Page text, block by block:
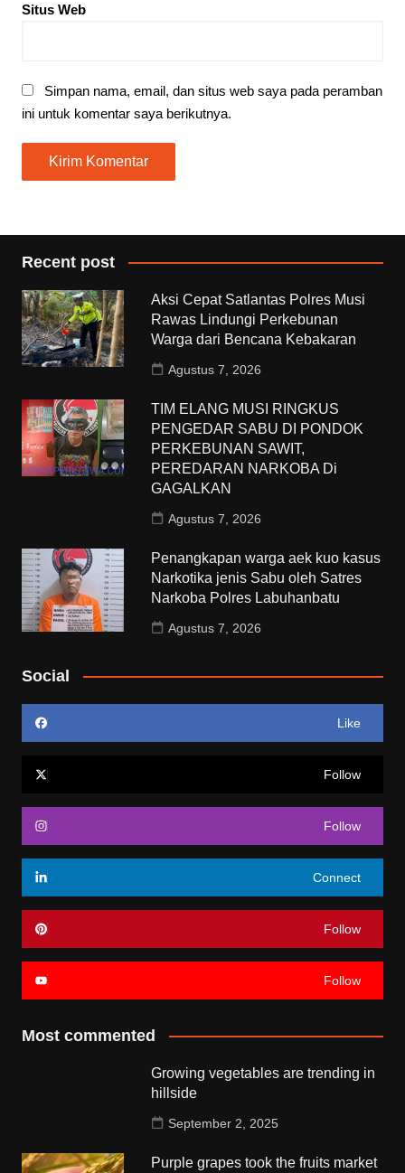
Situs Web
Simpan nama, email, dan situs web saya pada peramban
ini untuk komentar saya berikutnya.
Recent post
Aksi Cepat Satlantas Polres Musi
Rawas Lindungi Perkebunan
Warga dari Bencana Kebakaran
Agustus 7, 2026
TIM ELANG MUSI RINGKUS
PENGEDAR SABU DI PONDOK
PERKEBUNAN SAWIT,
PEREDARAN NARKOBA Di
GAGALKAN
Agustus 7, 2026
Penangkapan warga aek kuo kasus
Narkotika jenis Sabu oleh Satres
Narkoba Polres Labuhanbatu
Agustus 7, 2026
Social
Like
Follow
Follow
Connect
Follow
Follow
Most commented
Growing vegetables are trending in
hillside
September 2, 2025
Purple grapes took the fruits market